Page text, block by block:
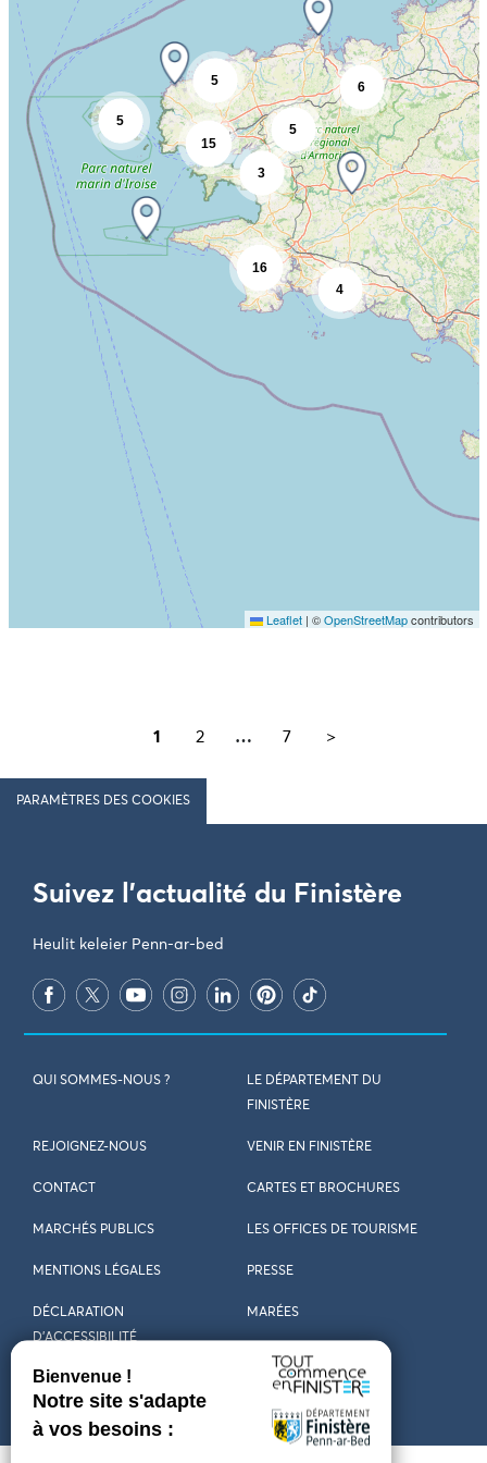
6
5
5
5
4
3
15
16
Leaflet | ©OpenStreetMapcontributors
1 2 … 7 >
PARAMÈTRES DES COOKIES
Suivez l'actualité du Finistère
Heulit keleier Penn-ar-bed
QUI SOMMES-NOUS ?
LE DÉPARTEMENT DU
FINISTÈRE
REJOIGNEZ-NOUS VENIR EN FINISTÈRE
CONTACT CARTES ET BROCHURES
MARCHÉS PUBLICS LES OFFICES DE TOURISME
MENTIONS LÉGALES PRESSE
DÉCLARATION
D’ACCESSIBILITÉ
MARÉES
MÉTÉO